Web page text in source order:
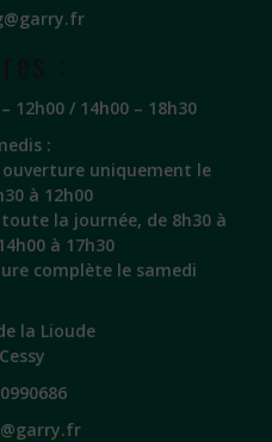
12h00 / 14h00 – 18h30
:
uniquement le
à 12h00
la journée, de 8h30 à
à 17h30
complète le samedi
la Lioude